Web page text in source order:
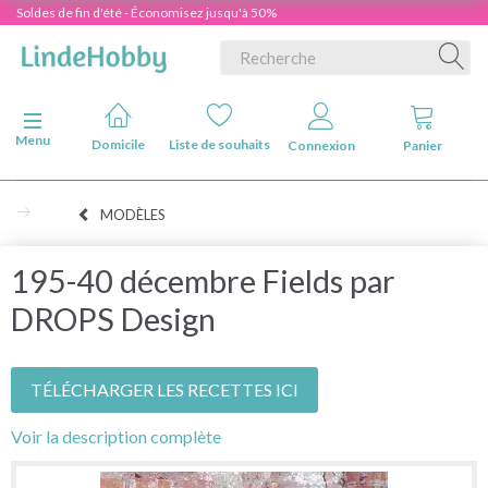
Soldes de fin d'été - Économisez jusqu'à 50%
Basculer la navigation
Menu
Domicile Liste de souhaits Connexion Panier
MODÈLES
195-40 décembre Fields par
DROPS Design
TÉLÉCHARGER LES RECETTES ICI
Voir la description complète